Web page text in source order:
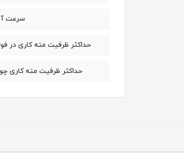
سرعت
حداکثر ظرفیت مته کاری در
حداکثر ظرفیت مته کاری